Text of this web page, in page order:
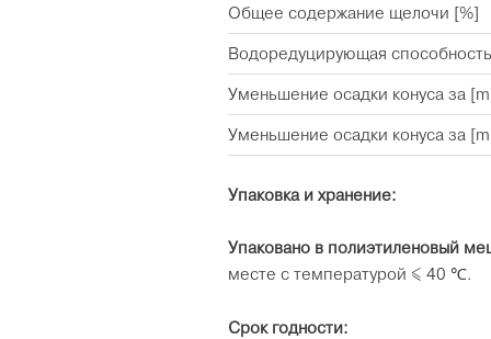
Общее содержание щелочи [%]
Водоредуцирующая
Уменьшение осадки конуса за
Уменьшение осадки конуса за
Упаковка и хранение:
Упаковано в полиэтиленовый
месте с температурой ≤ 40 ℃.
Срок годности: